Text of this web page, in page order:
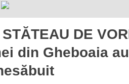
DE
din Gheboaia